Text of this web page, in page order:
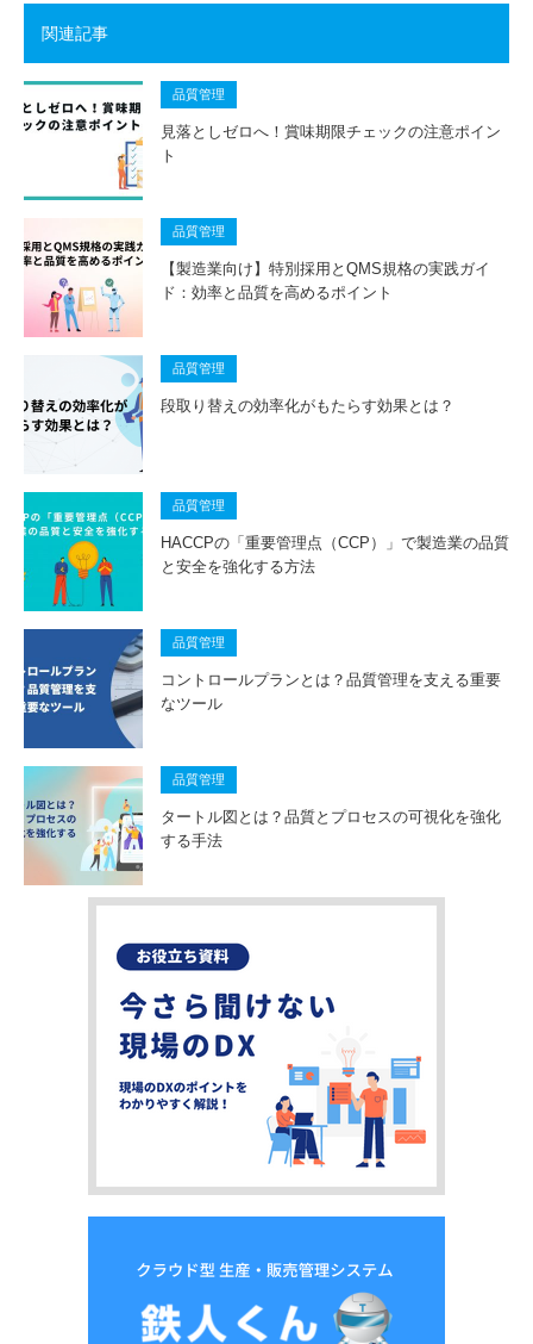
関連記事
品質管理
見落としゼロへ！賞味期限チェックの注意ポイン
ト
品質管理
【製造業向け】特別採用とQMS規格の実践ガイ
ド：効率と品質を高めるポイント
品質管理
段取り替えの効率化がもたらす効果とは？
品質管理
HACCPの「重要管理点（CCP）」で製造業の品質
と安全を強化する方法
品質管理
コントロールプランとは？品質管理を支える重要
なツール
品質管理
タートル図とは？品質とプロセスの可視化を強化
する手法